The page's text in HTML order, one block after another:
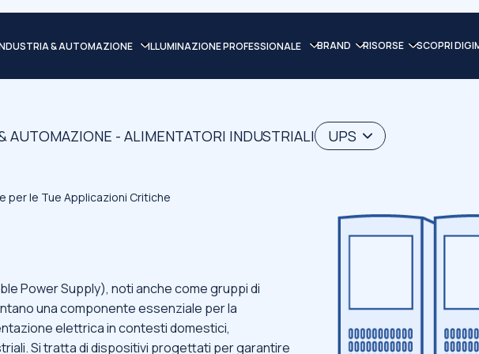
& AUTOMAZIONE ILLUMINAZIONE PROFESSIONALE BRAND RISORSE SCOPRI
AUTOMAZIONE - ALIMENTATORI INDUSTRIALI UPS
per le Tue Applicazioni Critiche
Power Supply), noti anche come gruppi di
una componente essenziale per la
elettrica in contesti domestici,
Si tratta di dispositivi progettati per garantire